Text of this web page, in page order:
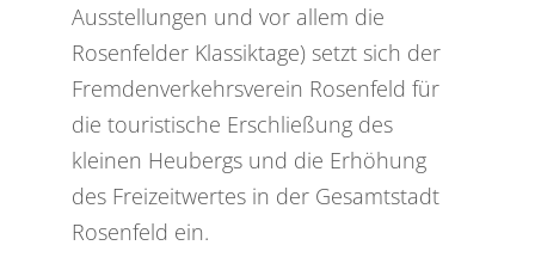
Ausstellungen und vor allem die
Rosenfelder Klassiktage) setzt sich der
Fremdenverkehrsverein Rosenfeld für
die touristische Erschließung des
kleinen Heubergs und die Erhöhung
des Freizeitwertes in der Gesamtstadt
Rosenfeld ein.